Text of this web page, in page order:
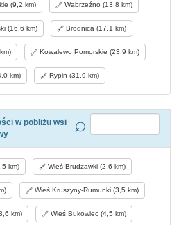
(9,2 km) Wąbrzeźno (13,8 km)
(16,6 km) Brodnica (17,1 km)
Kowalewo Pomorskie (23,9 km)
km) Rypin (31,9 km)
w pobliżu wsi
km) Wieś Brudzawki (2,6 km)
Wieś Kruszyny-Rumunki (3,5 km)
km) Wieś Bukowiec (4,5 km)